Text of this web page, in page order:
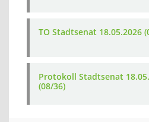
TO Stadtsenat 18.05.2026
Protokoll Stadtsenat
(08/36)